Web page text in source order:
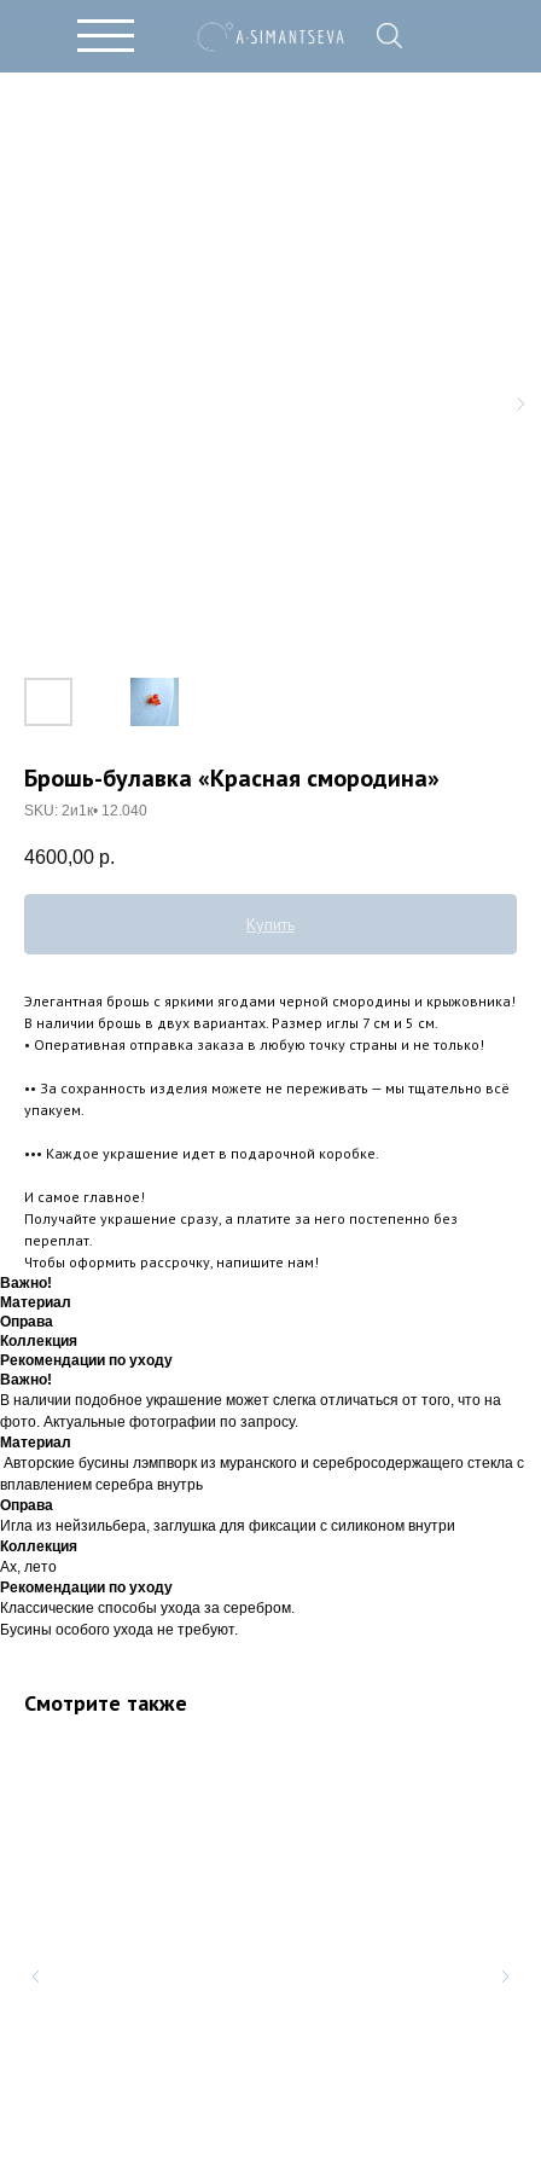
Брошь-булавка «Красная смородина»
SKU: 2и1к• 12.040
4600,00 р.
Купить
Элегантная брошь с яркими ягодами черной смородины и крыжовника!
В наличии брошь в двух вариантах. Размер иглы 7 см и 5 см.
• Оперативная отправка заказа в любую точку страны и не только!
•• За сохранность изделия можете не переживать — мы тщательно всё
упакуем.
••• Каждое украшение идет в подарочной коробке.
И самое главное!
Получайте украшение сразу, а платите за него постепенно без
переплат.
Чтобы оформить рассрочку, напишите нам!
Важно!
Материал
Оправа
Коллекция
Рекомендации по уходу
Важно!
В наличии подобное украшение может слегка отличаться от того, что на
фото. Актуальные фотографии по запросу.
Материал
Авторские бусины лэмпворк из муранского и серебросодержащего стекла с
вплавлением серебра внутрь
Оправа
Игла из нейзильбера, заглушка для фиксации с силиконом внутри
Коллекция
Ах, лето
Рекомендации по уходу
Классические способы ухода за серебром.
Бусины особого ухода не требуют.
Смотрите также